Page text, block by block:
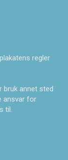
regler
bruk annet sted
ansvar for
til.